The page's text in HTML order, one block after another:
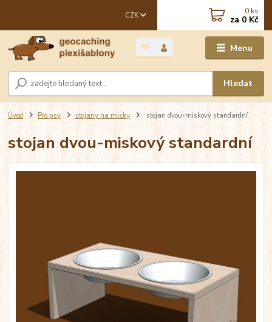
Menu
CZK
Hledat
0 ks
za 0 Kč
Úvod Pro psy stojany na misky stojan dvou-miskový standardní
stojan dvou-miskový standardní